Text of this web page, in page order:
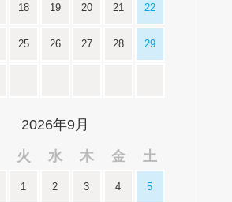
18 19 20 21 22
25 26 27 28 29
2026年9月
火 水 木 金 土
1 2 3 4 5